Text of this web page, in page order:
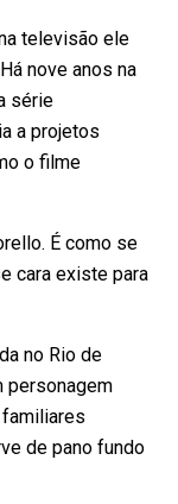
televisão ele
nove anos na
série
a projetos
o filme
É como se
cara existe para
no Rio de
personagem
familiares
de pano fundo